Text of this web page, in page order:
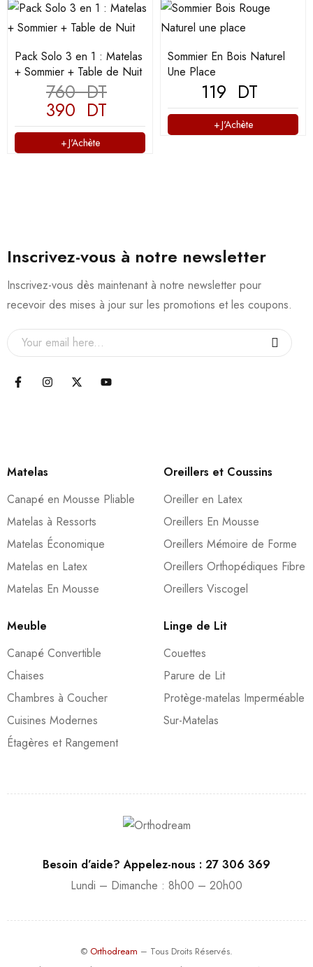
Pack Solo 3 en 1 : Matelas
+ Sommier + Table de Nuit
760DT
390 DT
J'Achète
Sommier En Bois Naturel
Une Place
119 DT
J'Achète
Inscrivez-vous à notre newsletter
Inscrivez-vous dès maintenant à notre newsletter pour
recevoir des mises à jour sur les promotions et les coupons.
Matelas
Canapé en Mousse Pliable
Matelas à Ressorts
Matelas Économique
Matelas en Latex
Matelas En Mousse
Oreillers et Coussins
Oreiller en Latex
Oreillers En Mousse
Oreillers Mémoire de Forme
Oreillers Orthopédiques Fibre
Oreillers Viscogel
Meuble
Canapé Convertible
Chaises
Chambres à Coucher
Cuisines Modernes
Étagères et Rangement
Linge de Lit
Couettes
Parure de Lit
Protège-matelas Imperméable
Sur-Matelas
Besoin d’aide? Appelez-nous : 27 306 369
Lundi – Dimanche : 8h00 – 20h00
© Orthodream – Tous Droits Réservés.